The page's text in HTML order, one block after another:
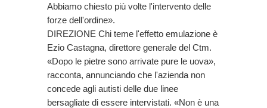
Abbiamo chiesto più volte l'intervento delle
forze dell'ordine».
DIREZIONE Chi teme l'effetto emulazione è
Ezio Castagna, direttore generale del Ctm.
«Dopo le pietre sono arrivate pure le uova»,
racconta, annunciando che l'azienda non
concede agli autisti delle due linee
bersagliate di essere intervistati. «Non è una